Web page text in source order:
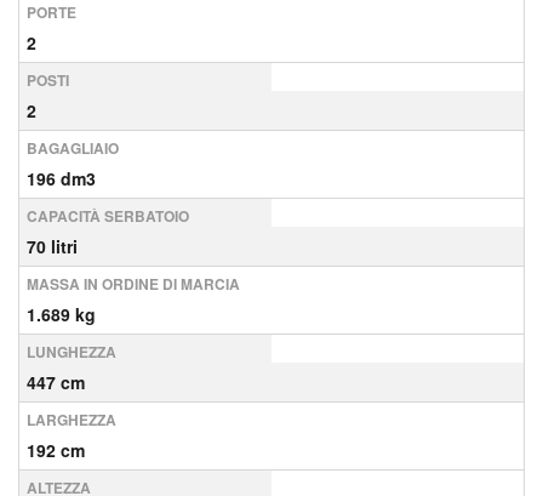
PORTE
2
POSTI
2
BAGAGLIAIO
196 dm3
CAPACITÀ SERBATOIO
70 litri
MASSA IN ORDINE DI MARCIA
1.689 kg
LUNGHEZZA
447 cm
LARGHEZZA
192 cm
ALTEZZA